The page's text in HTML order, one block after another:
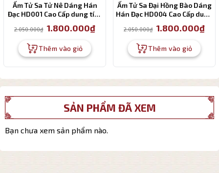
Ấm Tử Sa Tử Nê Dáng Hán
Đạc HD001 Cao Cấp dung tích
2.050.000₫ Giá
gốc
2.050.000₫.
1.800.000₫Giá
hiện
1.800.000₫.
Thêm vào giỏ
Ấm Tử Sa Đại Hồng Bào Dáng
Hán Đạc HD004 Cao Cấp dung
2.050.000₫ Giá
gốc
2.050.000₫.
1.800.000₫Giá
hiện
Thêm vào giỏ
SẢN PHẨM ĐÃ XEM
Bạn chưa xem sản phẩm nào.